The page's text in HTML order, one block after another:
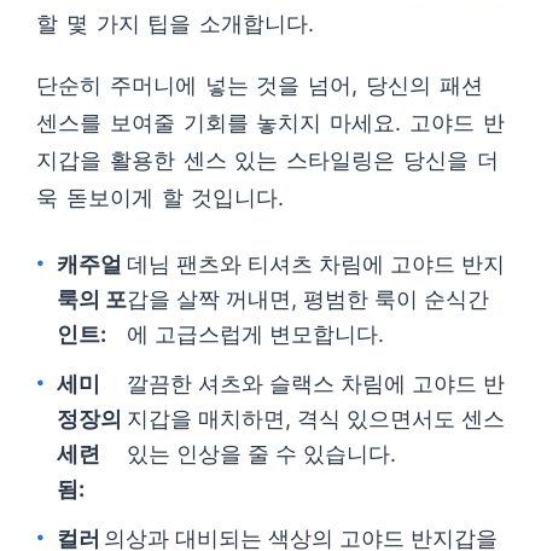
할 몇 가지 팁을 소개합니다.
단순히 주머니에 넣는 것을 넘어, 당신의 패션
센스를 보여줄 기회를 놓치지 마세요. 고야드 반
지갑을 활용한 센스 있는 스타일링은 당신을 더
욱 돋보이게 할 것입니다.
캐주얼
룩의 포
인트:
데님 팬츠와 티셔츠 차림에 고야드 반지
갑을 살짝 꺼내면, 평범한 룩이 순식간
에 고급스럽게 변모합니다.
세미
정장의
세련
됨:
깔끔한 셔츠와 슬랙스 차림에 고야드 반
지갑을 매치하면, 격식 있으면서도 센스
있는 인상을 줄 수 있습니다.
컬러 의상과 대비되는 색상의 고야드 반지갑을